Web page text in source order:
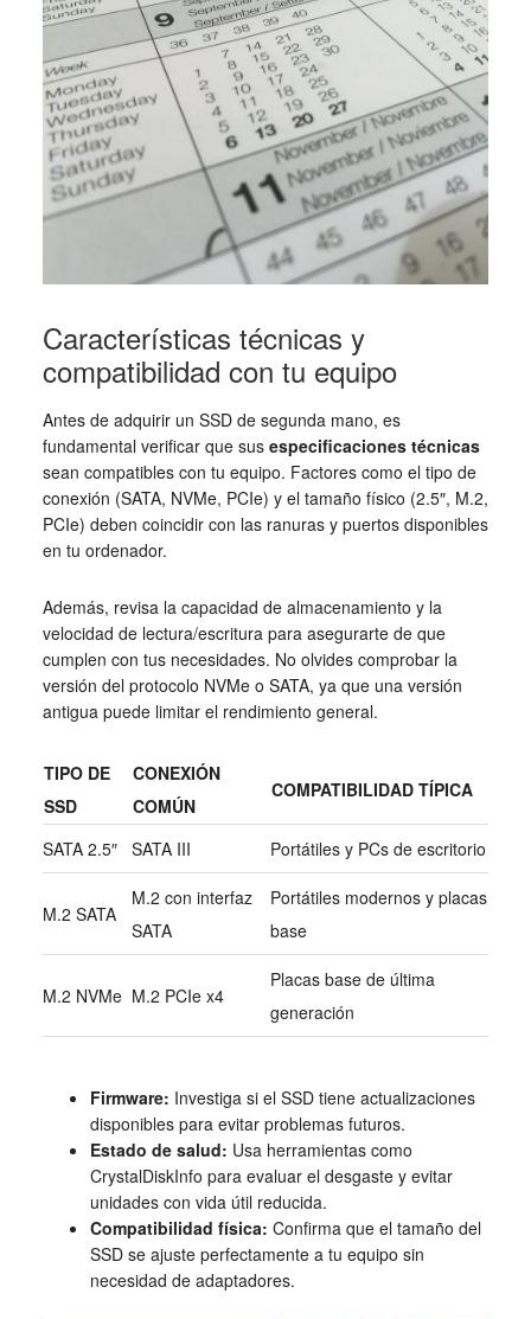
Características técnicas y
compatibilidad con tu equipo
Antes de adquirir un SSD de segunda mano, es
fundamental verificar que sus especificaciones técnicas
sean compatibles con tu equipo. Factores como el tipo de
conexión (SATA, NVMe, PCIe) y el tamaño físico (2.5″, M.2,
PCIe) deben coincidir con las ranuras y puertos disponibles
en tu ordenador.
Además, revisa la capacidad de almacenamiento y la
velocidad de lectura/escritura para asegurarte de que
cumplen con tus necesidades. No olvides comprobar la
versión del protocolo NVMe o SATA, ya que una versión
antigua puede limitar el rendimiento general.
TIPO DE
SSD
CONEXIÓN
COMÚN
COMPATIBILIDAD TÍPICA
SATA 2.5″ SATA III Portátiles y PCs de escritorio
M.2 SATA
M.2 con interfaz
SATA
Portátiles modernos y placas
base
M.2 NVMe M.2 PCIe x4
Placas base de última
generación
Firmware: Investiga si el SSD tiene actualizaciones
disponibles para evitar problemas futuros.
Estado de salud: Usa herramientas como
CrystalDiskInfo para evaluar el desgaste y evitar
unidades con vida útil reducida.
Compatibilidad física: Confirma que el tamaño del
SSD se ajuste perfectamente a tu equipo sin
necesidad de adaptadores.